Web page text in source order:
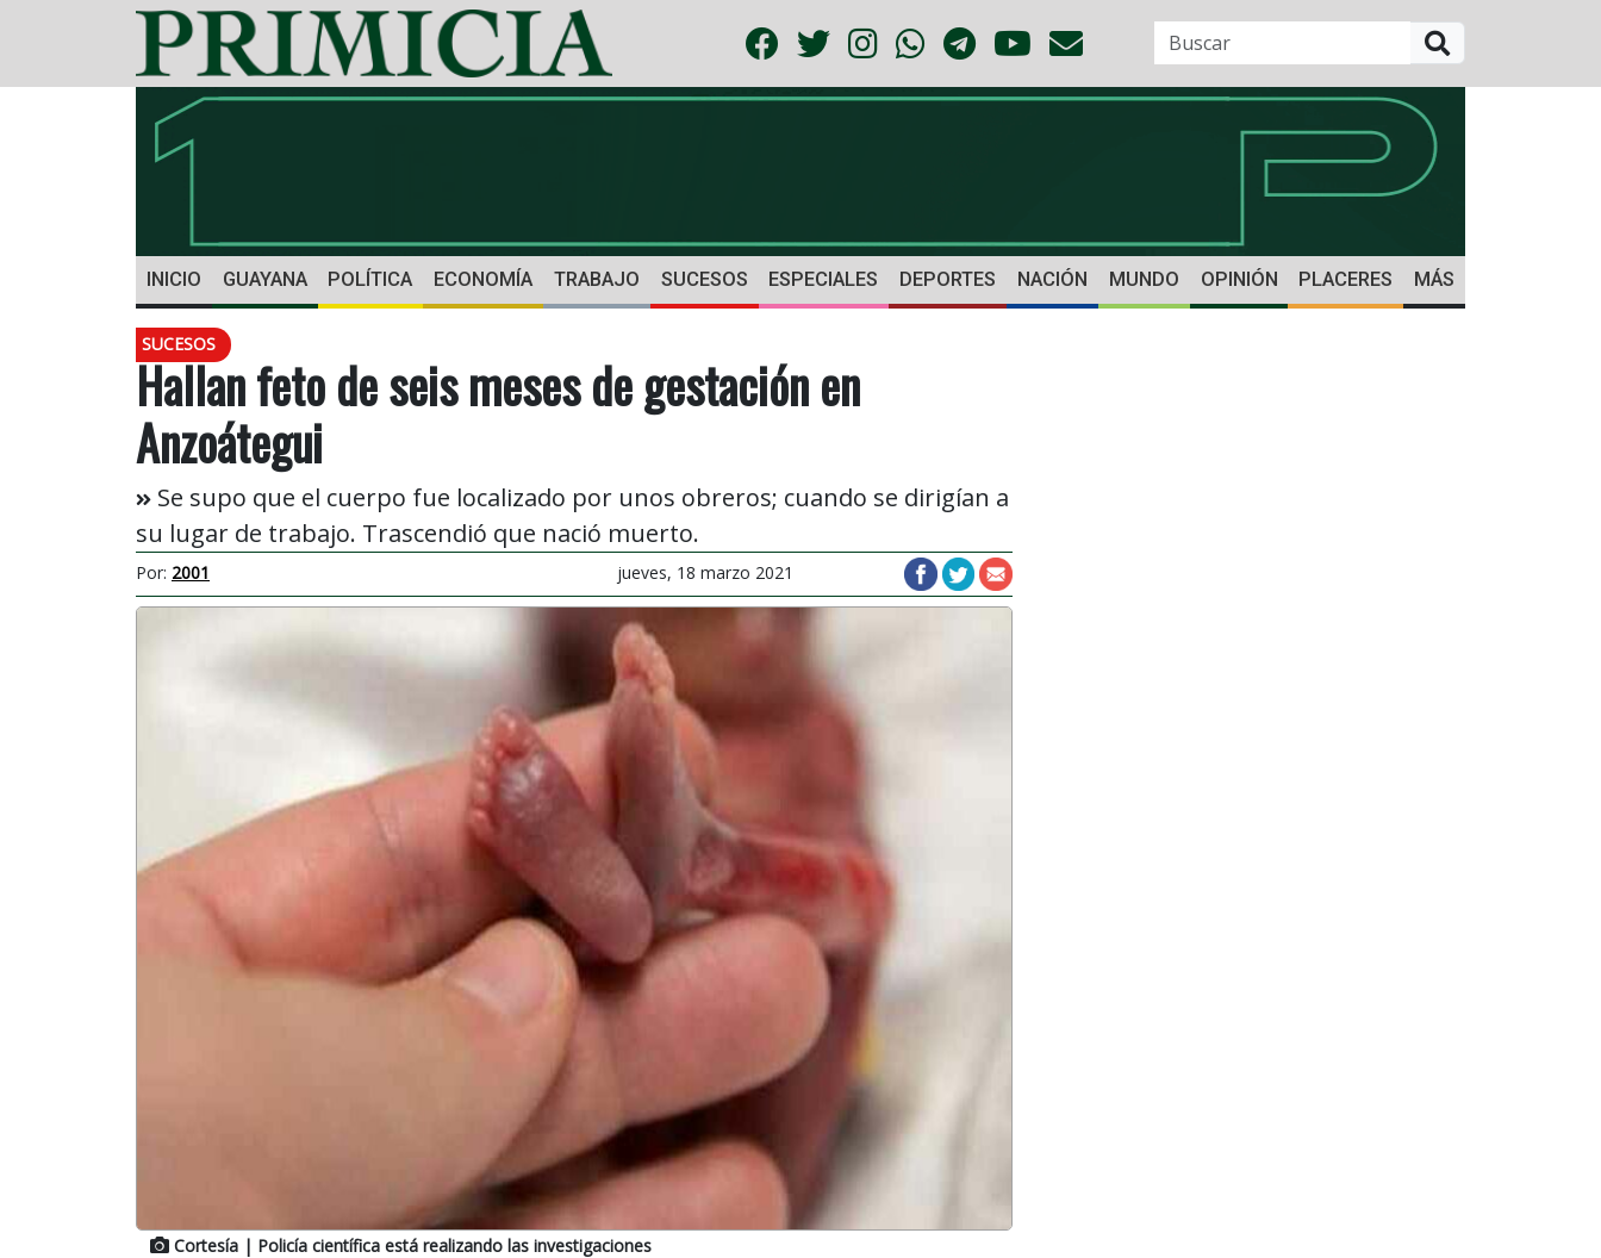
INICIO GUAYANA POLÍTICA ECONOMÍA TRABAJO SUCESOS ESPECIALES DEPORTES NACIÓN MUNDO OPINIÓN PLACERES MÁS
SUCESOS
Hallan feto de seis meses de gestación en
Anzoátegui
Se supo que el cuerpo fue localizado por unos obreros; cuando se dirigían a
su lugar de trabajo. Trascendió que nació muerto.
Por: 2001 jueves, 18 marzo 2021
Cortesía | Policía científica está realizando las investigaciones